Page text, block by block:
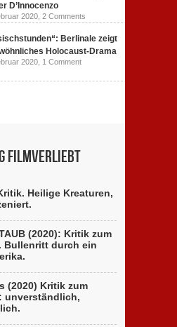
D’Innocenzo
2020, 2 Comments
Berlinale zeigt
Holocaust-Drama
2020, 1 Comment
filmverliebt
Heilige Kreaturen,
(2020): Kritik zum
Bullenritt durch ein
(2020) Kritik zum
unverständlich,